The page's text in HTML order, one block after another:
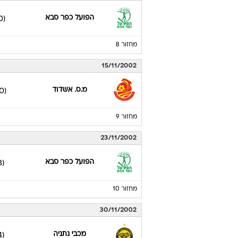
הפועל כפר סבא (0)
מחזור 8
15/11/2002
מ.ס. אשדוד (0)
מחזור 9
23/11/2002
הפועל כפר סבא (3)
מחזור 10
30/11/2002
מכבי נתניה (4)